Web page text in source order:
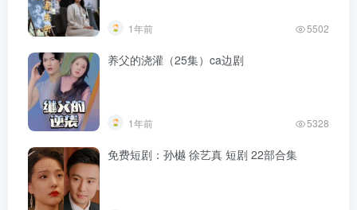
1年前 5502
养父的浇灌（25集）ca边剧
1年前 5328
免费短剧：孙樾 徐艺真 短剧 22部合集